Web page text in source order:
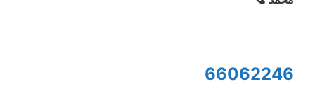
66062246